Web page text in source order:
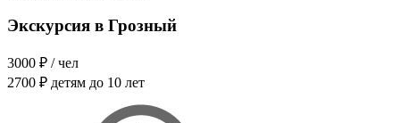
Экскурсия в Грозный
3000 ₽ / чел
2700 ₽ детям до 10 лет